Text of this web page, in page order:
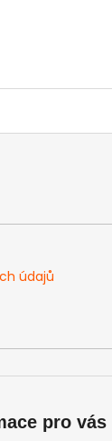
údajů
pro vás